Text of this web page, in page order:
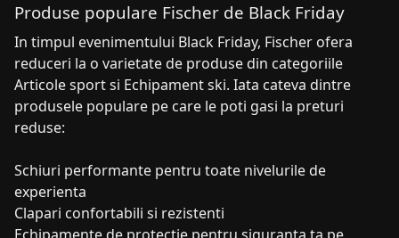
Produse populare Fischer de Black Friday
In timpul evenimentului Black Friday, Fischer ofera
reduceri la o varietate de produse din categoriile
Articole sport si Echipament ski. Iata cateva dintre
produsele populare pe care le poti gasi la preturi
reduse:
Schiuri performante pentru toate nivelurile de
experienta
Clapari confortabili si rezistenti